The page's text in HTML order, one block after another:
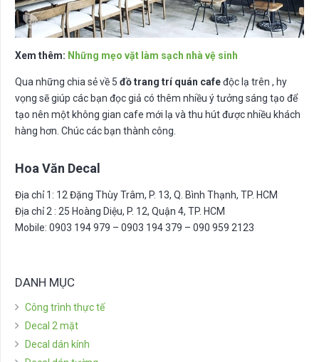
Xem thêm: Những mẹo vặt làm sạch nhà vệ sinh
Qua những chia sẻ về 5 đồ trang trí quán cafeđộc lạ trên , hy
vọng sẽ giúp các bạn đọc giả có thêm nhiều ý tưởng sáng tạo để
tạo nên một không gian cafe mới lạ và thu hút được nhiều khách
hàng hơn. Chúc các bạn thành công.
Hoa Văn Decal
Địa chỉ 1: 12 Đặng Thùy Trâm, P. 13, Q. Bình Thạnh, TP. HCM
Địa chỉ 2 : 25 Hoàng Diệu, P. 12, Quận 4, TP. HCM
Mobile: 0903 194 979 – 0903 194 379 – 090 959 2123
DANH MỤC
Công trình thực tế
Decal 2 mặt
Decal dán kính